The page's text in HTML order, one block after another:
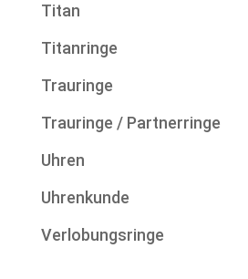
Titan
Titanringe
Trauringe
Trauringe / Partnerringe
Uhren
Uhrenkunde
Verlobungsringe